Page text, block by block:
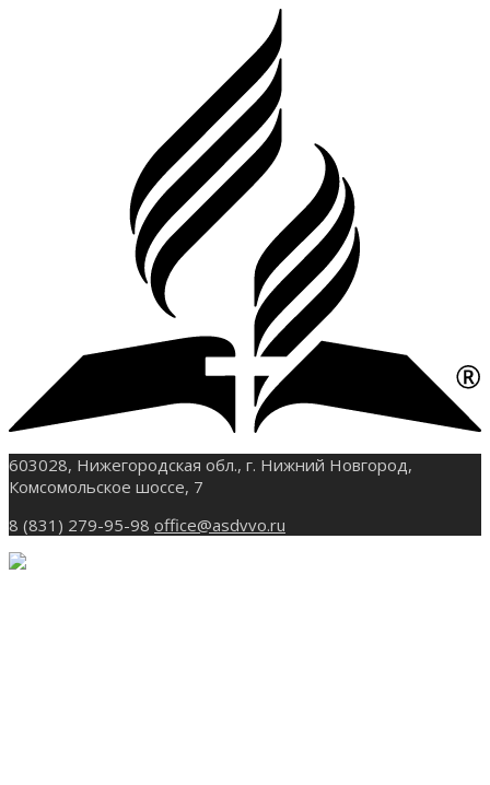
603028, Нижегородская обл., г. Нижний Новгород,
Комсомольское шоссе, 7
8 (831) 279-95-98 office@asdvvo.ru